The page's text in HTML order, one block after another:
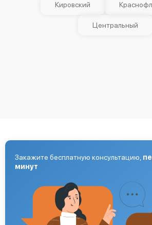
Кировский
Центральный
Закажите бесплатную консультацию,
минут